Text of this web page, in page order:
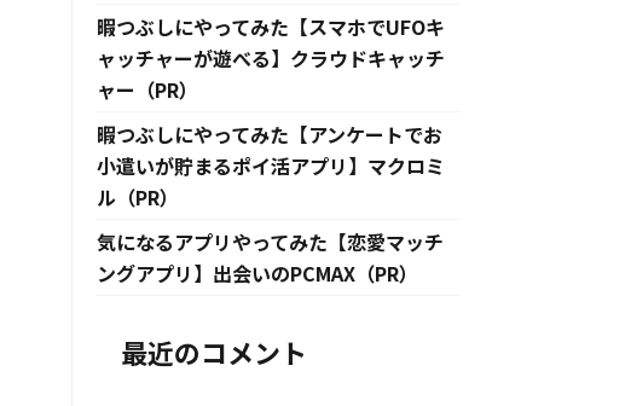
暇つぶしにやってみた【スマホでUFOキ
ャッチャーが遊べる】クラウドキャッチ
ャー（PR）
暇つぶしにやってみた【アンケートでお
小遣いが貯まるポイ活アプリ】マクロミ
ル（PR）
気になるアプリやってみた【恋愛マッチ
ングアプリ】出会いのPCMAX（PR）
最近のコメント